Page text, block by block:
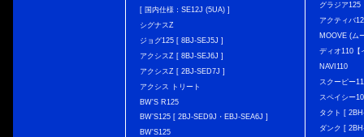
[ 国内仕様：SE12J (5UA) ]
シグナスZ
ジョグ125 [ 8BJ-SEJ5J ]
アクシスZ [ 8BJ-SEJ6J ]
アクシスZ [ 2BJ-SED7J ]
アクシス トリート
BW'S R125
BW’S125 [ 2BJ-SED9J・EBJ-SEA6J ]
BW'S125
グラジア125
アクティバ
MOOVE (ム
ディオ110【
NAVI110
スクーピー
スペイシー
タクト [
ダンク [